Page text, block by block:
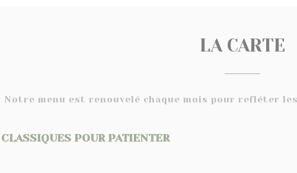
LA CARTE
Notre menu est renouvelé chaque mois pour refléter
POUR PATIENTER